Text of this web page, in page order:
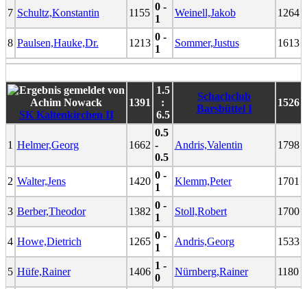
7 Schultz,Konstantin 1155
0 -
1
Weinell,Jakob 1264
8 Paulsen,Hauke,Dr. 1213
0 -
1
Sommer,Justus 1613
SK Kaltenkirchen II
1391
1.5
:
6.5
Schachclub
Barsbüttel I
1526
1 Helmer,Georg 1662
0.5
-
0.5
Andris,Valentin 1798
2 Walter,Jens 1420
0 -
1
Klemm,Peter 1701
3 Berber,Theodor 1382
0 -
1
Stoll,Robert 1700
4 Howe,Dietrich 1265
0 -
1
Andris,Georg 1533
5 Hüfe,Rainer 1406
1 -
0
Nürnberg,Rainer 1180